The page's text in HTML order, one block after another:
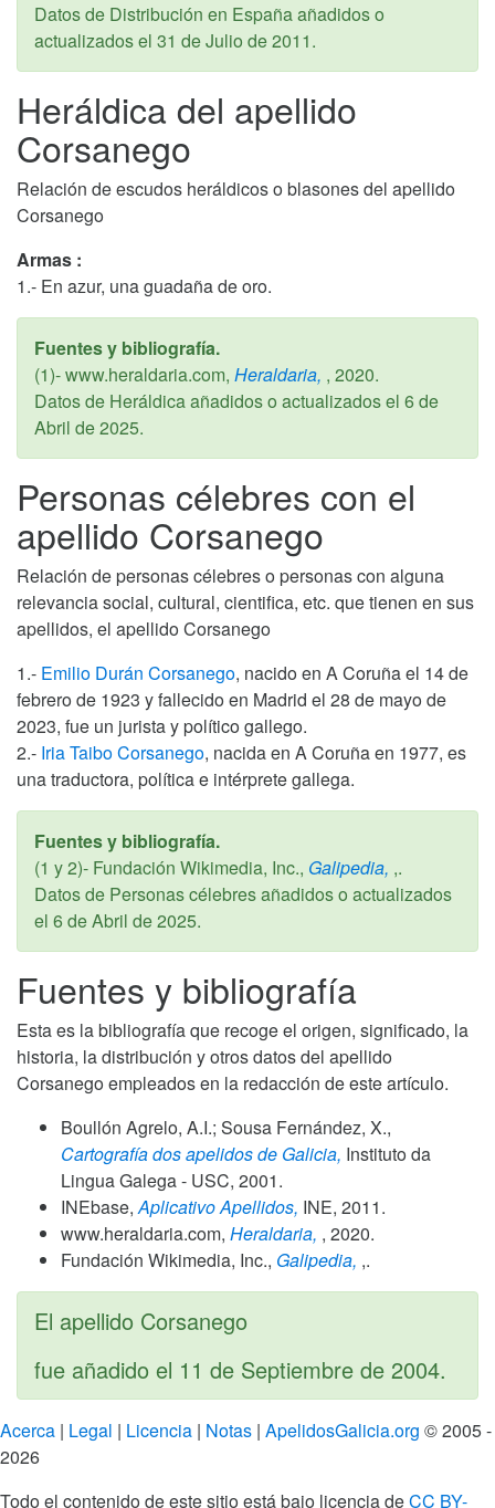
Datos de Distribución en España añadidos o
actualizados el 31 de Julio de 2011.
Heráldica del apellido
Corsanego
Relación de escudos heráldicos o blasones del apellido
Corsanego
Armas :
1.- En azur, una guadaña de oro.
Fuentes y bibliografía.
(1)- www.heraldaria.com, Heraldaria, , 2020.
Datos de Heráldica añadidos o actualizados el 6 de
Abril de 2025.
Personas célebres con el
apellido Corsanego
Relación de personas célebres o personas con alguna
relevancia social, cultural, cientifica, etc. que tienen en sus
apellidos, el apellido Corsanego
1.- Emilio Durán Corsanego, nacido en A Coruña el 14 de
febrero de 1923 y fallecido en Madrid el 28 de mayo de
2023, fue un jurista y político gallego.
2.- Iria Taibo Corsanego, nacida en A Coruña en 1977, es
una traductora, política e intérprete gallega.
Fuentes y bibliografía.
(1 y 2)- Fundación Wikimedia, Inc., Galipedia, ,.
Datos de Personas célebres añadidos o actualizados
el 6 de Abril de 2025.
Fuentes y bibliografía
Esta es la bibliografía que recoge el origen, significado, la
historia, la distribución y otros datos del apellido
Corsanego empleados en la redacción de este artículo.
Boullón Agrelo, A.I.; Sousa Fernández, X.,
Cartografía dos apelidos de Galicia, Instituto da
Lingua Galega - USC, 2001.
INEbase, Aplicativo Apellidos, INE, 2011.
www.heraldaria.com, Heraldaria, , 2020.
Fundación Wikimedia, Inc., Galipedia, ,.
El apellido Corsanego
fue añadido el 11 de Septiembre de 2004.
Acerca | Legal | Licencia | Notas | ApelidosGalicia.org © 2005 -
2026
Todo el contenido de este sitio está bajo licencia deCC BY-